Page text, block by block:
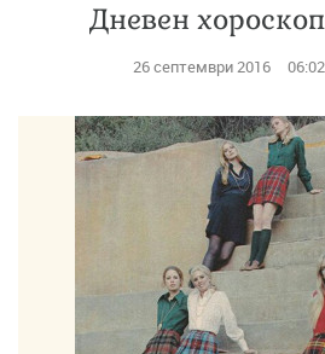
Дневен
26 септември 2016 06:02